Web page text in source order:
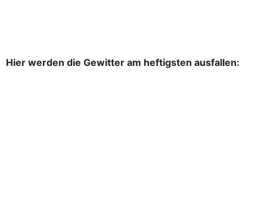
Hier werden die Gewitter am heftigsten ausfallen: